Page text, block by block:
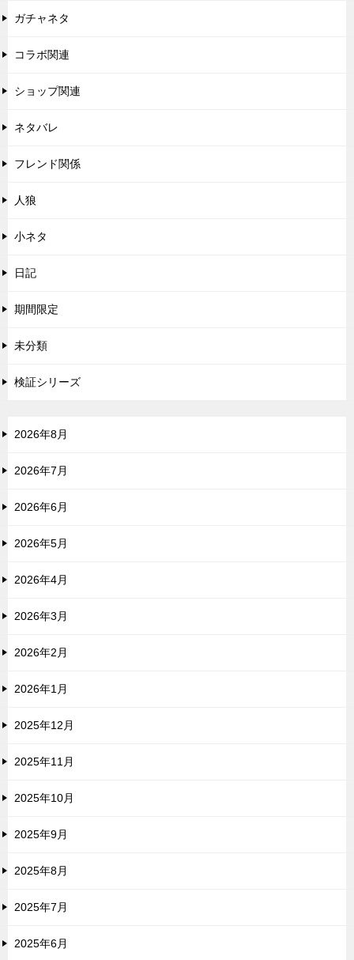
ガチャネタ
コラボ関連
ショップ関連
ネタバレ
フレンド関係
人狼
小ネタ
日記
期間限定
未分類
検証シリーズ
2026年8月
2026年7月
2026年6月
2026年5月
2026年4月
2026年3月
2026年2月
2026年1月
2025年12月
2025年11月
2025年10月
2025年9月
2025年8月
2025年7月
2025年6月